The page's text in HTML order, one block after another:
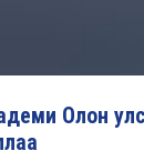
Олон